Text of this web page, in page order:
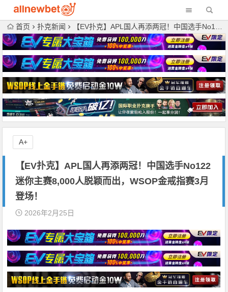
首页 扑克新闻 【EV扑克】APL国人再添两冠！中国选手No122迷你主赛8,000人脱颖而出，WSOP金戒指赛3月登场！
【EV扑克】APL国人再添两冠！中国选手No122
迷你主赛8,000人脱颖而出，WSOP金戒指赛3月
登场！
2026年2月25日
A+